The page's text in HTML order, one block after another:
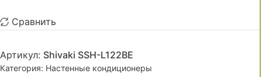
Сравнить
Артикул: Shivaki SSH-L122BE
Категория: Настенные кондиционеры